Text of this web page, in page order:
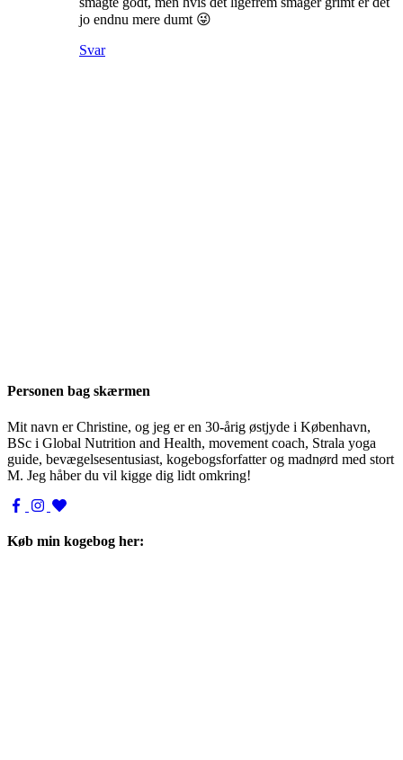
jo endnu mere dumt 😜
Svar
Personen bag skærmen
Mit navn er Christine, og jeg er en 30-årig østjyde i København,
BSc i Global Nutrition and Health, movement coach, Strala yoga
guide, bevægelsesentusiast, kogebogsforfatter og madnørd med stort
M. Jeg håber du vil kigge dig lidt omkring!
Køb min kogebog her: